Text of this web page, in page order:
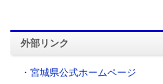
外部リンク
・ 宮城県公式ホームページ